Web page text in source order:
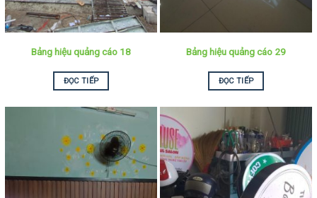
Bảng hiệu quảng cáo 18
ĐỌC TIẾP
Bảng hiệu quảng cáo 29
ĐỌC TIẾP